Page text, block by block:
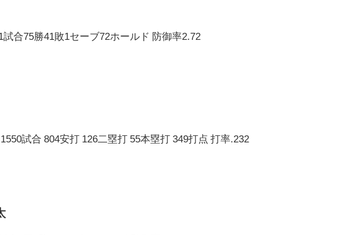
試合75勝41敗1セーブ72ホールド 防御率2.72
試合 804安打 126二塁打 55本塁打 349打点 打率.232